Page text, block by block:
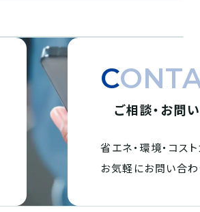
ご相談・お問
省エネ・環境・ コス
お気軽にお問い合わ